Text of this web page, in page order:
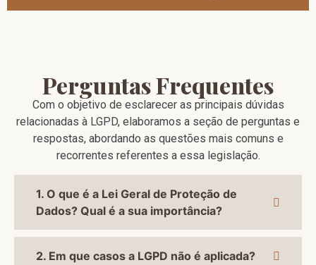
Perguntas Frequentes
Com o objetivo de esclarecer as principais dúvidas
relacionadas à LGPD, elaboramos a seção de perguntas e
respostas, abordando as questões mais comuns e
recorrentes referentes a essa legislação.
1. O que é a Lei Geral de Proteção de
Dados? Qual é a sua importância?
2. Em que casos a LGPD não é aplicada?